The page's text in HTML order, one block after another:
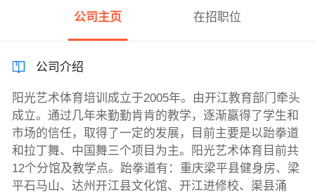
公司主页 在招职位
公司介绍
阳光艺术体育培训成立于2005年。由开江教育部门牵头
成立。通过几年来勤勤肯肯的教学，逐渐赢得了学生和
市场的信任，取得了一定的发展，目前主要是以跆拳道
和拉丁舞、中国舞三个项目为主。阳光艺术体育目前共
12个分馆及教学点。跆拳道有：重庆梁平县健身房、梁
平石马山、达州开江县文化馆、开江进修校、渠县涌